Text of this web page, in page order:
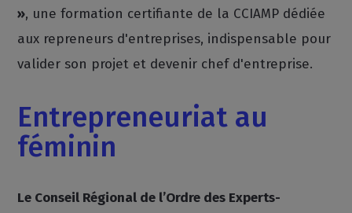
», une formation certifiante de la CCIAMP dédiée
aux repreneurs d'entreprises, indispensable pour
valider son projet et devenir chef d'entreprise.
Entrepreneuriat au
féminin
Le Conseil Régional de l’Ordre des Experts-